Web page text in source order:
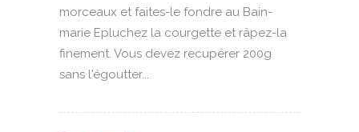
morceaux et faites-le fondre au Bain-
marie Epluchez la courgette et râpez-la
finement. Vous devez recupérer 200g
sans l'égoutter...